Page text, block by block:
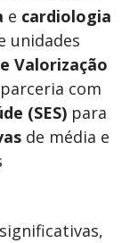
e cardiologia
unidades
Valorização
com
(SES) para
de média e